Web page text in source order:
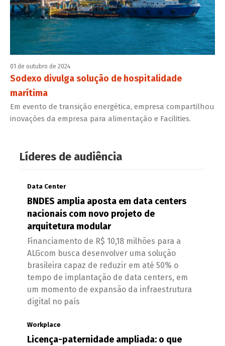
01 de outubro de 2024
Sodexo divulga solução de hospitalidade
marítima
Em evento de transição energética, empresa compartilhou
inovações da empresa para alimentação e Facilities.
Líderes de audiência
Data Center
BNDES amplia aposta em data centers
nacionais com novo projeto de
arquitetura modular
Financiamento de R$ 10,18 milhões para a
ALGcom busca desenvolver uma solução
brasileira capaz de reduzir em até 50% o
tempo de implantação de data centers, em
um momento de expansão da infraestrutura
digital no país
Workplace
Licença-paternidade ampliada: o que